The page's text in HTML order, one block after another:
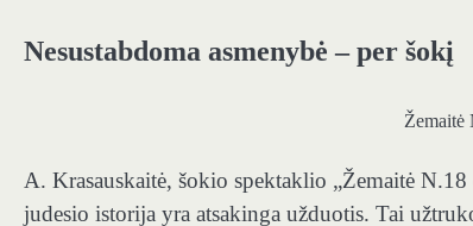
Nesustabdoma asmenybė – per šokį
Žemaitė
A. Krasauskaitė, šokio spektaklio „Žemaitė
judesio istorija yra atsakinga užduotis. Tai